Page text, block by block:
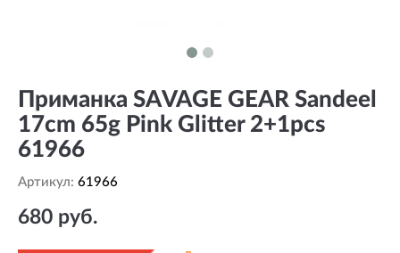
Приманка SAVAGE GEAR Sandeel
17cm 65g Pink Glitter 2+1pcs
61966
Артикул: 61966
680 руб.